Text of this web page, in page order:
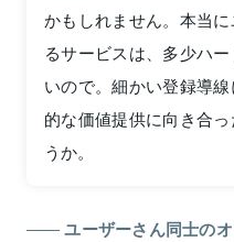
かもしれません。本当
るサービスは、多少ハ
いので。細かい登録導
的な価値提供に向き合
うか。
ユーザーさん同士の